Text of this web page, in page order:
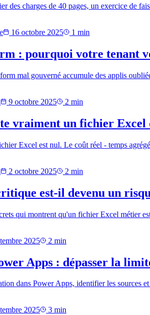
des charges de 40 pages, un exercice de
16 octobre 2025 1 min
: pourquoi votre tenant
mal gouverné accumule des applis
9 octobre 2025 2 min
vraiment un fichier
Excel est nul. Le coût réel - temps
2 octobre 2025 2 min
est-il devenu un
qui montrent qu'un fichier Excel métier
2025 2 min
Apps : dépasser la
dans Power Apps, identifier les sources
2025 3 min